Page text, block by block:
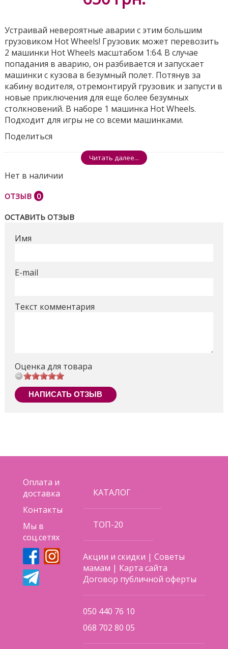
Устраивай невероятные аварии с этим большим
грузовиком Hot Wheels! Грузовик может перевозить
2 машинки Hot Wheels масштабом 1:64. В случае
попадания в аварию, он разбивается и запускает
машинки с кузова в безумный полет. Потянув за
кабину водителя, отремонтируй грузовик и запусти в
новые приключения для еще более безумных
столкновений. В наборе 1 машинка Hot Wheels.
Подходит для игры не со всеми машинками.
Поделиться
Читать далее...
Нет в наличии
ОТЗЫВ 0
ОСТАВИТЬ ОТЗЫВ
Имя
E-mail
Текст комментария
Оценка для товара
НАПИСАТЬ ОТЗЫВ
Оплата и
доставка
Контакты
Мы в
соц.сетях
КАТАЛОГ
ТОП-20
Акции и скидки |Советы
мамам | Карта сайта
Договор публичной оферты
050 440 76 10
068 702 80 05